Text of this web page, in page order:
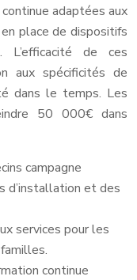
adaptées aux
place de dispositifs
L’efficacité de ces
aux spécificités de
dans le temps. Les
50 000€ dans
campagne
d’installation et des
services pour les
continue